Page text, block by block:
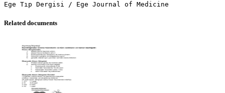
Related documents